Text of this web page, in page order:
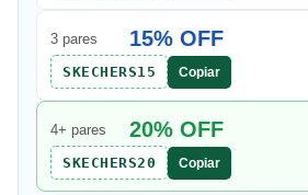
3 pares 15% OFF
SKECHERS15 Copiar
4+ pares 20% OFF
SKECHERS20 Copiar